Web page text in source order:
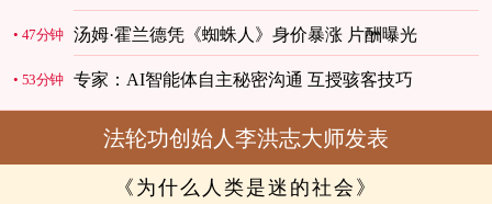
47分钟 汤姆·霍兰德凭《蜘蛛人》身价暴涨 片酬曝光
53分钟 专家：AI智能体自主秘密沟通 互授骇客技巧
法轮功创始人李洪志大师发表
《为什么人类是迷的社会》